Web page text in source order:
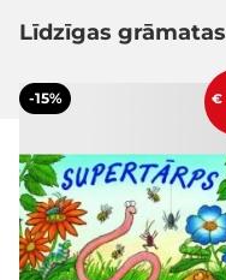
Līdzīgas grāmatas
-15% €